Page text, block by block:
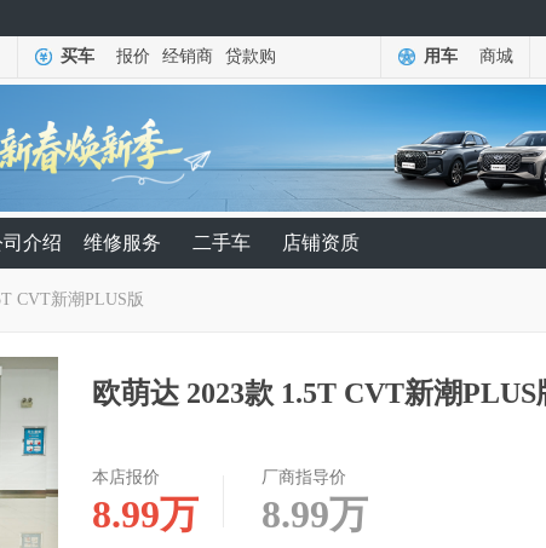
买车 报价 经销商 贷款购 用车 商城
介绍 维修服务 二手车 店铺资质
CVT新潮PLUS版
欧萌达 2023款 1.5T CVT新潮PLUS
本店报价
8.99万
厂商指导价
8.99万